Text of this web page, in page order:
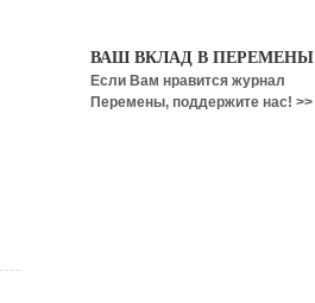
ВАШ ВКЛАД В ПЕРЕМЕНЫ
Если Вам нравится журнал
Перемены, поддержите нас! >>